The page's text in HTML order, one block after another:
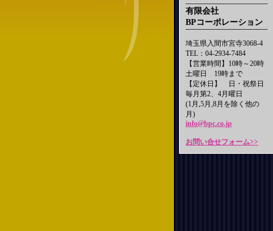
有限会社
BPコーポレーション
埼玉県入間市宮寺3068-4
TEL：04-2934-7484
【営業時間】10時～20時
土曜日 19時まで
【定休日】 日・祝祭日
毎月第2、4月曜日
(1月,5月,8月を除く他の
月)
info@bpc.co.jp
お問い合せフォーム>>